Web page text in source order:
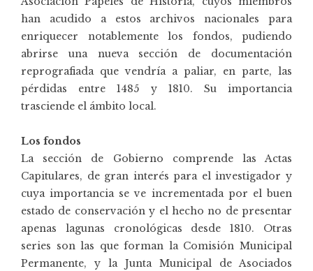
han acudido a estos archivos nacionales para
enriquecer notablemente los fondos, pudiendo
abrirse una nueva sección de documentación
reprografiada que vendría a paliar, en parte, las
pérdidas entre 1485 y 1810. Su importancia
trasciende el ámbito local.
Los fondos
La sección de Gobierno comprende las Actas
Capitulares, de gran interés para el investigador y
cuya importancia se ve incrementada por el buen
estado de conservación y el hecho no de presentar
apenas lagunas cronológicas desde 1810. Otras
series son las que forman la Comisión Municipal
Permanente, y la Junta Municipal de Asociados